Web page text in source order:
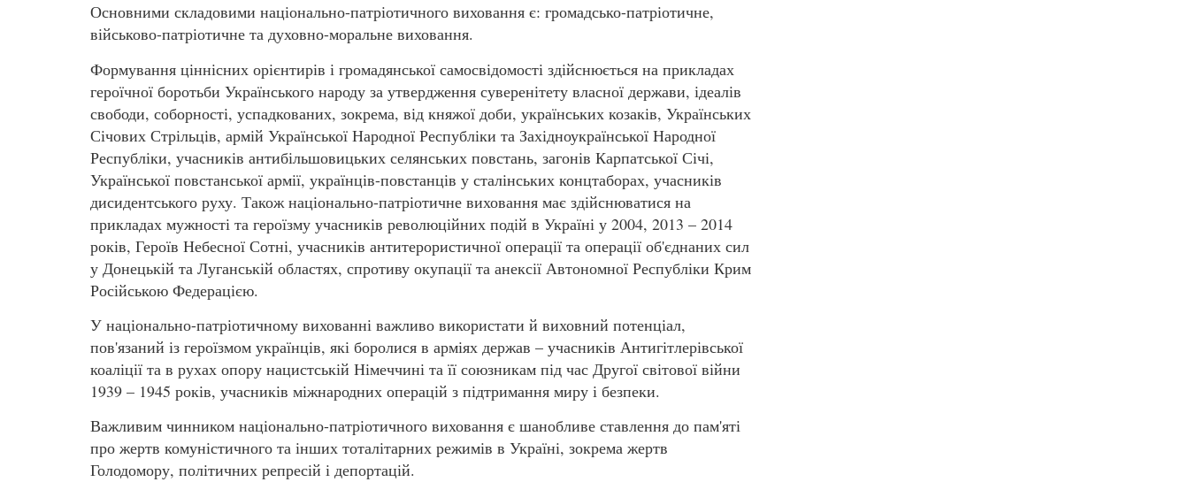
Основними складовими національно-патріотичного виховання є: громадсько-патріотичне,
військово-патріотичне та духовно-моральне виховання.
Формування ціннісних орієнтирів і громадянської самосвідомості здійснюється на прикладах
героїчної боротьби Українського народу за утвердження суверенітету власної держави, ідеалів
свободи, соборності, успадкованих, зокрема, від княжої доби, українських козаків, Українських
Січових Стрільців, армій Української Народної Республіки та Західноукраїнської Народної
Республіки, учасників антибільшовицьких селянських повстань, загонів Карпатської Січі,
Української повстанської армії, українців-повстанців у сталінських концтаборах, учасників
дисидентського руху. Також національно-патріотичне виховання має здійснюватися на
прикладах мужності та героїзму учасників революційних подій в Україні у 2004, 2013 – 2014
років, Героїв Небесної Сотні, учасників антитерористичної операції та операції об'єднаних сил
у Донецькій та Луганській областях, спротиву окупації та анексії Автономної Республіки Крим
Російською Федерацією.
У національно-патріотичному вихованні важливо використати й виховний потенціал,
пов'язаний із героїзмом українців, які боролися в арміях держав – учасників Антигітлерівської
коаліції та в рухах опору нацистській Німеччині та її союзникам під час Другої світової війни
1939 – 1945 років, учасників міжнародних операцій з підтримання миру і безпеки.
Важливим чинником національно-патріотичного виховання є шанобливе ставлення до пам'яті
про жертв комуністичного та інших тоталітарних режимів в Україні, зокрема жертв
Голодомору, політичних репресій і депортацій.